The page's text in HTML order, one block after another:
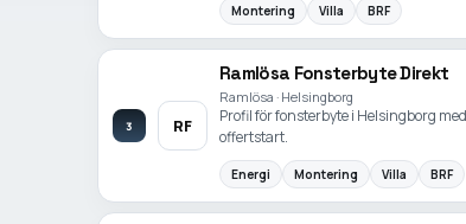
Montering Villa BRF
3 RF
Ramlösa Fonsterbyte Direkt
Ramlösa · Helsingborg
Profil för fonsterbyte i Helsingborg
offertstart.
Energi Montering Villa BRF